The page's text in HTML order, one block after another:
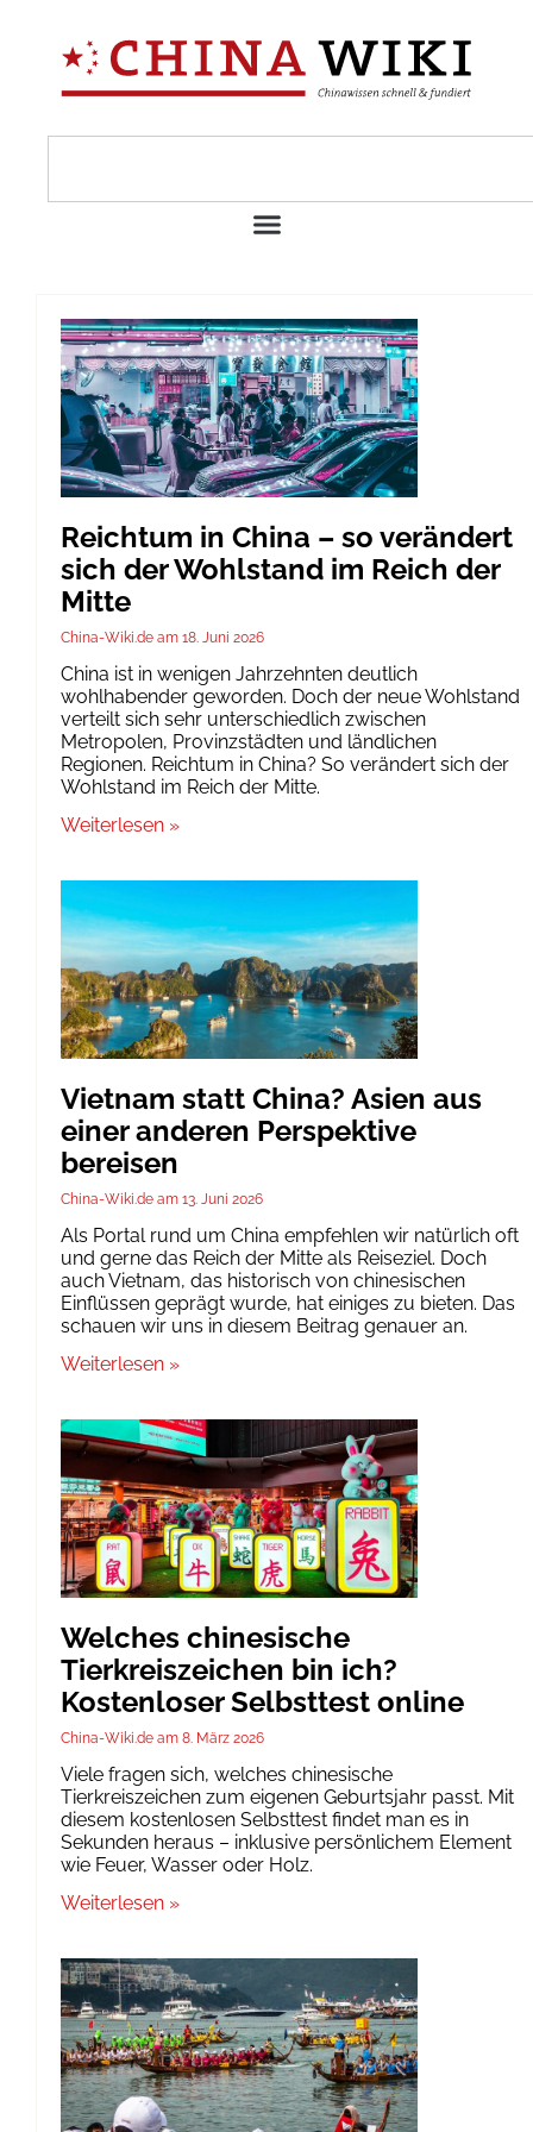
Reichtum in China – so verändert
sich der Wohlstand im Reich der
Mitte
China-Wiki.de 18. Juni 2026
China ist in wenigen Jahrzehnten deutlich
wohlhabender geworden. Doch der neue Wohlstand
verteilt sich sehr unterschiedlich zwischen
Metropolen, Provinzstädten und ländlichen
Regionen. Reichtum in China? So verändert sich der
Wohlstand im Reich der Mitte.
Weiterlesen »
Vietnam statt China? Asien aus
einer anderen Perspektive
bereisen
China-Wiki.de 13. Juni 2026
Als Portal rund um China empfehlen wir natürlich oft
und gerne das Reich der Mitte als Reiseziel. Doch
auch Vietnam, das historisch von chinesischen
Einflüssen geprägt wurde, hat einiges zu bieten. Das
schauen wir uns in diesem Beitrag genauer an.
Weiterlesen »
Welches chinesische
Tierkreiszeichen bin ich?
Kostenloser Selbsttest online
China-Wiki.de 8. März 2026
Viele fragen sich, welches chinesische
Tierkreiszeichen zum eigenen Geburtsjahr passt. Mit
diesem kostenlosen Selbsttest findet man es in
Sekunden heraus – inklusive persönlichem Element
wie Feuer, Wasser oder Holz.
Weiterlesen »